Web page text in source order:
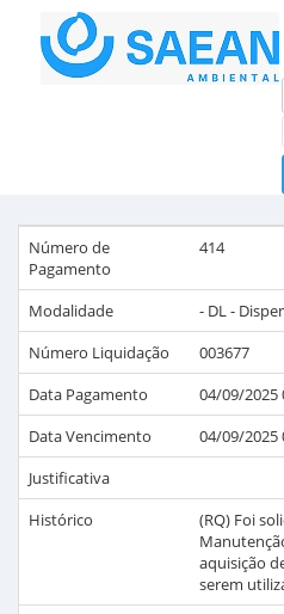
Número de
Pagamento
414
Modalidade
- DL -
Número Liquidação
003677
Data Pagamento
04/09/2025
Data Vencimento
04/09/2025
Justificativa
Histórico
(RQ) Foi
aquisição
serem